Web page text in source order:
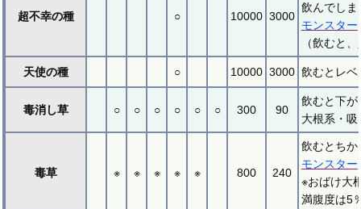
超不幸の種 ○ 10000 3000
飲んでしま
モンスター
（飲むと
天使の種 ○ 10000 3000 飲むとレベ
毒消し草 ○ ○ ○ ○ ○ ○ 300 90
飲むと下が
大根系・吸
毒草 ※ ※ ※ ※ ※ 800 240
飲むとちか
モンスター
※おばけ大
満腹度は5